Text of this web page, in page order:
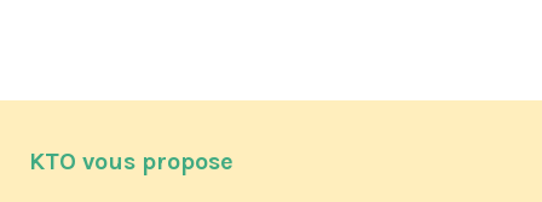
KTO vous propose